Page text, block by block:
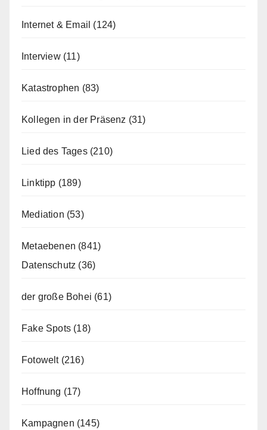
Internet & Email (124)
Interview(11)
Katastrophen (83)
Kollegen in der Präsenz (31)
Lied des Tages(210)
Linktipp (189)
Mediation (53)
Metaebenen (841)
Datenschutz (36)
der große Bohei (61)
Fake Spots (18)
Fotowelt(216)
Hoffnung (17)
Kampagnen (145)